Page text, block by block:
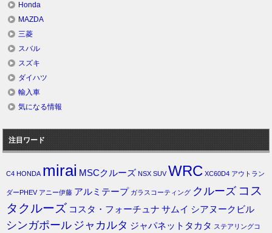
Honda
MAZDA
三菱
スバル
スズキ
ダイハツ
輸入車
気になる情報
注目ワード
C4 HONDA mirai MSCクルーズ NSX SUV WRC XC60D4 アウトラン
ダーPHEV アニー伊藤 アルミテープ ガラスコーティング クルーズ コス
タクルーズ コスタ・フォーチュナ サムイ シアヌークビル
シンガポール ジャカルタ ジャパネットタカタ ステアリングコ